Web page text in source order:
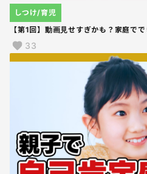
【第1回】動画見せすぎかも？家庭で
しつけ/育児
33